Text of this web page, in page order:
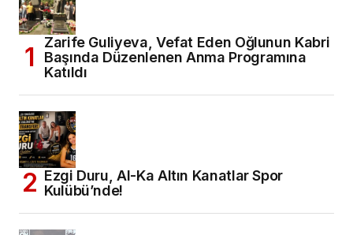
Zarife Guliyeva, Vefat Eden Oğlunun Kabri
Başında Düzenlenen Anma Programına
Katıldı
Ezgi Duru, Al-Ka Altın Kanatlar Spor
Kulübü’nde!